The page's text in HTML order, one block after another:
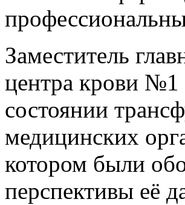
Заместитель
центра крови №1
состоянии
медицинских
котором были
перспективы её